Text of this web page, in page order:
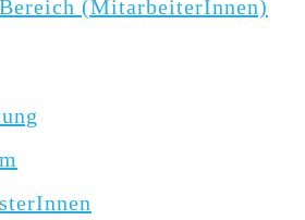
(MitarbeiterInnen)